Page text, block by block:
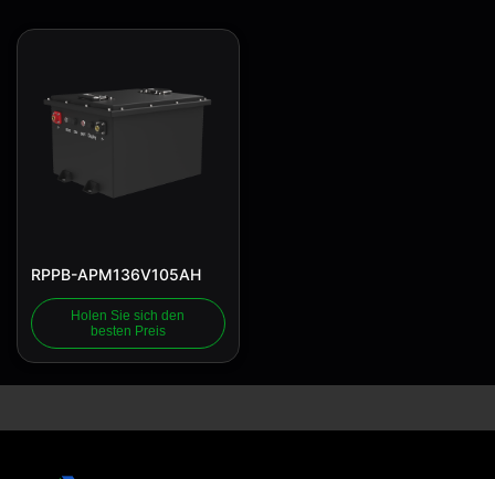
RPPB-APM136V105AH
Holen Sie sich den
besten Preis